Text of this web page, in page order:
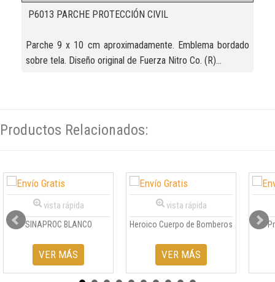
P6013 PARCHE PROTECCIÓN CIVIL
Parche 9 x 10 cm aproximadamente. Emblema bordado
sobre tela. Diseño original de Fuerza Nitro Co. (R)...
Productos Relacionados:
vista rápida
SINAPROC BLANCO
VER MÁS
vista rápida
Heroico Cuerpo de Bomberos
VER MÁS